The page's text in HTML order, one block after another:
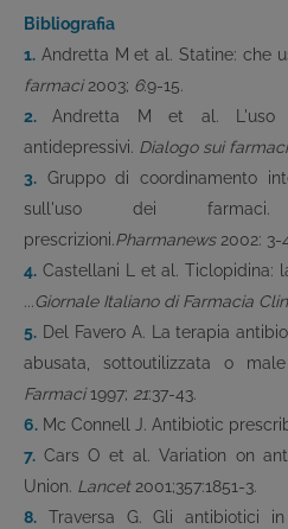
Bibliografia
1. Andretta M et al. Statine: che
farmaci2003; 6:9-15.
2.Andretta M et al.
antidepressivi. Dialogo sui
3. Gruppo di coordinamento
sull'uso dei farmaci.
prescrizioni.Pharmanews2002: 3-
4. Castellani L et al. Ticlopidina:
...Giornale Italiano di Farmacia
5. Del Favero A. La terapia
abusata, sottoutilizzata o male
Farmaci1997; 21:37-43.
6. Mc Connell J. Antibiotic
7. Cars O et al. Variation on
Union. Lancet2001;357:1851-3.
8. Traversa G. Gli antibiotici